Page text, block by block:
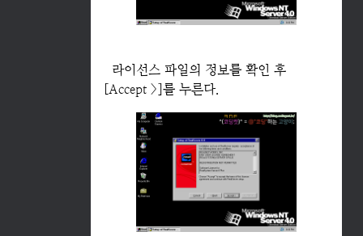
라이선스 파일의 정보를 확인 후
[Accept >]를 누른다.